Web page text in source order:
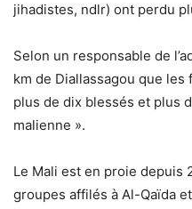
jihadistes, ndlr) ont perdu
Selon un responsable de
km de Diallassagou que
plus de dix blessés et plus
malienne ».
Le Mali est en proie depuis
groupes affilés à Al-Qaïda